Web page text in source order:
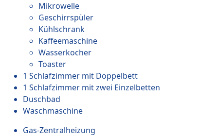
Mikrowelle
Geschirrspüler
Kühlschrank
Kaffeemaschine
Wasserkocher
Toaster
1 Schlafzimmer mit Doppelbett
1 Schlafzimmer mit zwei Einzelbetten
Duschbad
Waschmaschine
Gas-Zentralheizung